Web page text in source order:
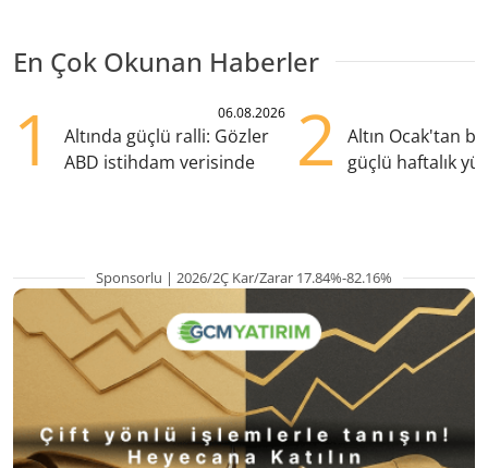
En Çok Okunan Haberler
1 06.08.2026
Altında güçlü ralli: Gözler
ABD istihdam verisinde
2
Altın Ocak'tan
güçlü haftalık
Sponsorlu | 2026/2Ç Kar/Zarar 17.84%-82.16%